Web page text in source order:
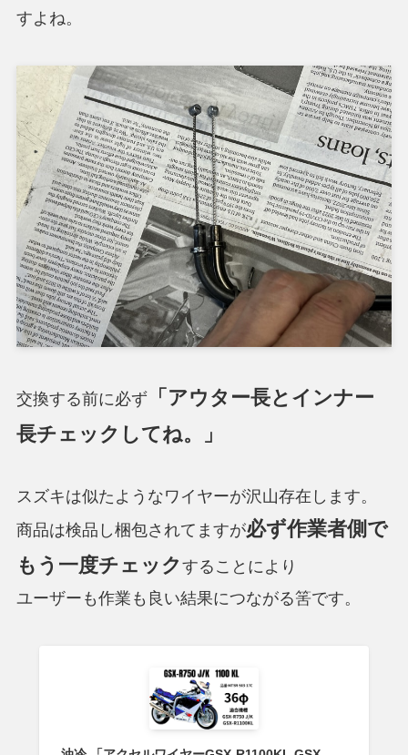
すよね。
交換する前に必ず「アウター長とインナー
長チェックしてね。」
スズキは似たようなワイヤーが沢山存在します。
商品は検品し梱包されてますが必ず作業者側で
もう一度チェック することにより
ユーザーも作業も良い結果につながる筈です。